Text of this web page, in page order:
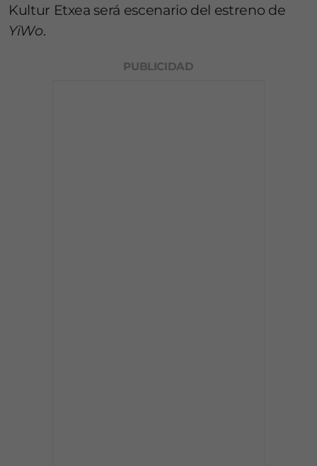
Kultur Etxea será escenario del estreno de
YiWo.
PUBLICIDAD